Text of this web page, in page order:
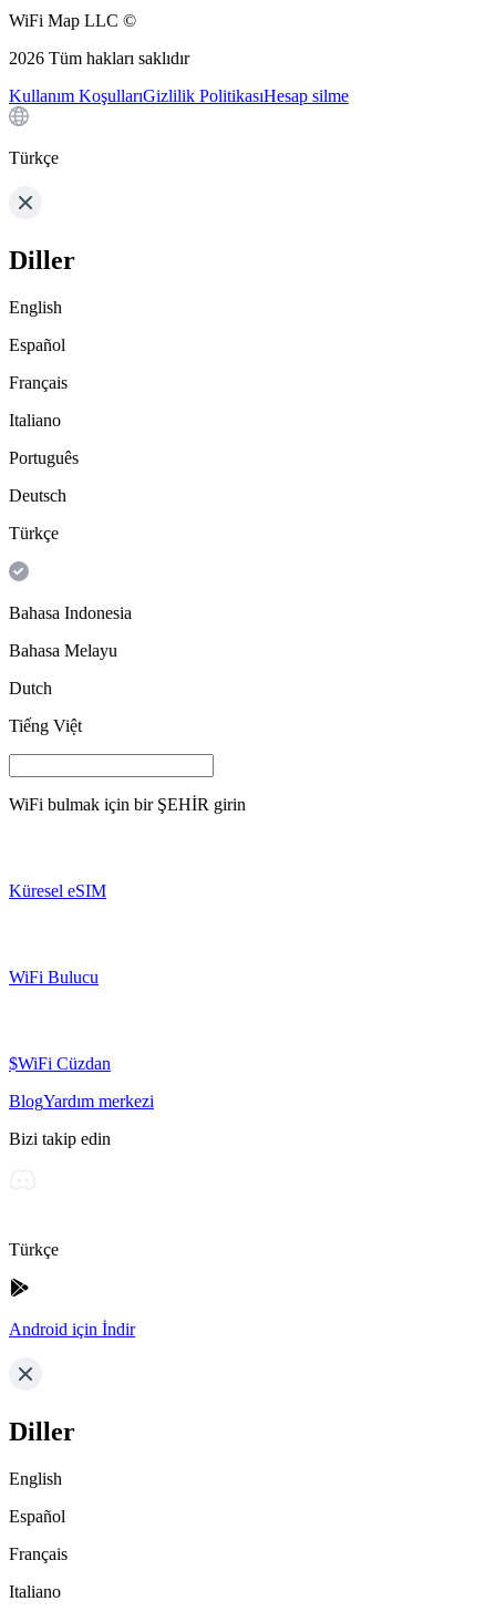
WiFi Map LLC ©
2026 Tüm hakları saklıdır
Kullanım KoşullarıGizlilik PolitikasıHesap silme
Türkçe
Diller
English
Español
Français
Italiano
Português
Deutsch
Türkçe
Bahasa Indonesia
Bahasa Melayu
Dutch
Tiếng Việt
WiFi bulmak için bir ŞEHİR girin
Küresel eSIM
WiFi Bulucu
$WiFi Cüzdan
BlogYardım merkezi
Bizi takip edin
Türkçe
Android için İndir
Diller
English
Español
Français
Italiano